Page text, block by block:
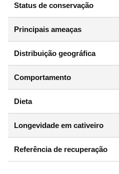
Status de conservação
Principais ameaças
Distribuição geográfica
Comportamento
Dieta
Longevidade em cativeiro
Referência de recuperação